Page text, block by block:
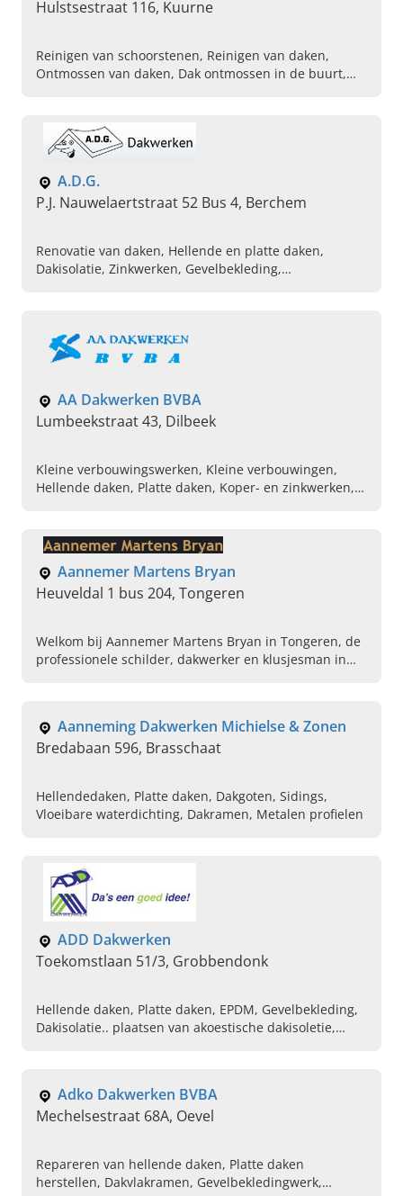
Hulstsestraat 116, Kuurne
Reinigen van schoorstenen, Reinigen van daken,
Ontmossen van daken, Dak ontmossen in de buurt,
Professionele reinigingsbedrijf
A.D.G.
P.J. Nauwelaertstraat 52 Bus 4, Berchem
Renovatie van daken, Hellende en platte daken,
Dakisolatie, Zinkwerken, Gevelbekleding,
AA Dakwerken BVBA
Lumbeekstraat 43, Dilbeek
Kleine verbouwingswerken, Kleine verbouwingen,
Hellende daken, Platte daken, Koper- en zinkwerken,
Aannemer Martens Bryan
Heuveldal 1 bus 204, Tongeren
Welkom bij Aannemer Martens Bryan in Tongeren, de
professionele schilder, dakwerker en klusjesman in
Aanneming Dakwerken Michielse & Zonen
Bredabaan 596, Brasschaat
Hellendedaken, Platte daken, Dakgoten, Sidings,
Vloeibare waterdichting, Dakramen, Metalen profielen
ADD Dakwerken
Toekomstlaan 51/3, Grobbendonk
Hellende daken, Platte daken, EPDM, Gevelbekleding,
Dakisolatie.. plaatsen van akoestische dakisoletie,
Adko Dakwerken BVBA
Mechelsestraat 68A, Oevel
Repareren van hellende daken, Platte daken
herstellen, Dakvlakramen, Gevelbekledingwerk,